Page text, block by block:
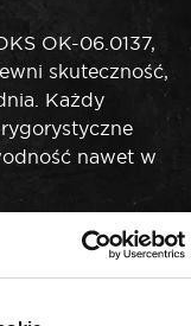
OK-06.0137,
skuteczność,
Każdy
nawet w